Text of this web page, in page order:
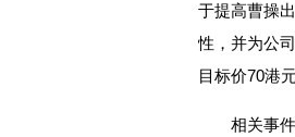
于提高曹操
性，并为公
目标价70港元
相关事件